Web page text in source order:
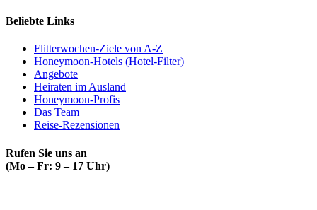
Beliebte Links
Flitterwochen-Ziele von A-Z
Honeymoon-Hotels (Hotel-Filter)
Angebote
Heiraten im Ausland
Honeymoon-Profis
Das Team
Reise-Rezensionen
Rufen Sie uns an
(Mo – Fr: 9 – 17 Uhr)